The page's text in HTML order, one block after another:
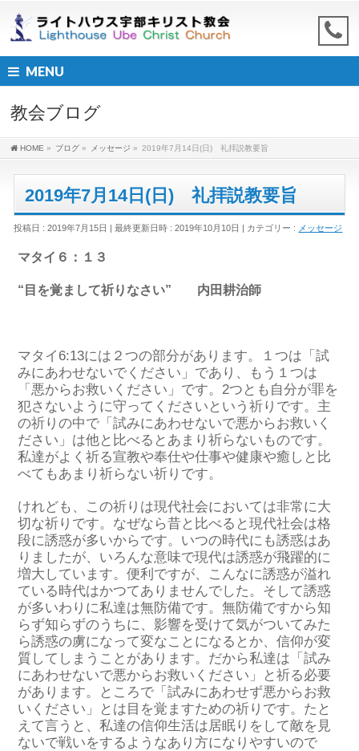
MENU
教会ブログ
HOME » ブログ » メッセージ » 2019年7月14日(日) 礼拝説教要旨
2019年7月14日(日) 礼拝説教要旨
投稿日 : 2019年7月15日 最終更新日時 : 2019年10月10日 カテゴリー : メッセージ
マタイ６：１３
“目を覚まして祈りなさい” 内田耕治師
マタイ6:13には２つの部分があります。１つは「試
みにあわせないでください」であり、もう１つは
「悪からお救いください」です。2つとも自分が罪を
犯さないように守ってくださいという祈りです。主
の祈りの中で「試みにあわせないで悪からお救いく
ださい」は他と比べるとあまり祈らないものです。
私達がよく祈る宣教や奉仕や仕事や健康や癒しと比
べてもあまり祈らない祈りです。
けれども、この祈りは現代社会においては非常に大
切な祈りです。なぜなら昔と比べると現代社会は格
段に誘惑が多いからです。いつの時代にも誘惑はあ
りましたが、いろんな意味で現代は誘惑が飛躍的に
増大しています。便利ですが、こんなに誘惑が溢れ
ている時代はかつてありませんでした。そして誘惑
が多いわりに私達は無防備です。無防備ですから知
らず知らずのうちに、影響を受けて気がついてみた
ら誘惑の虜になって変なことになるとか、信仰が変
質してしまうことがあります。だから私達は「試み
にあわせないで悪からお救いください」と祈る必要
があります。ところで「試みにあわせず悪からお救
いください」とは目を覚ますための祈りです。たと
えて言うと、私達の信仰生活は居眠りをして敵を見
ないで戦いをするようなあり方になりやすいので